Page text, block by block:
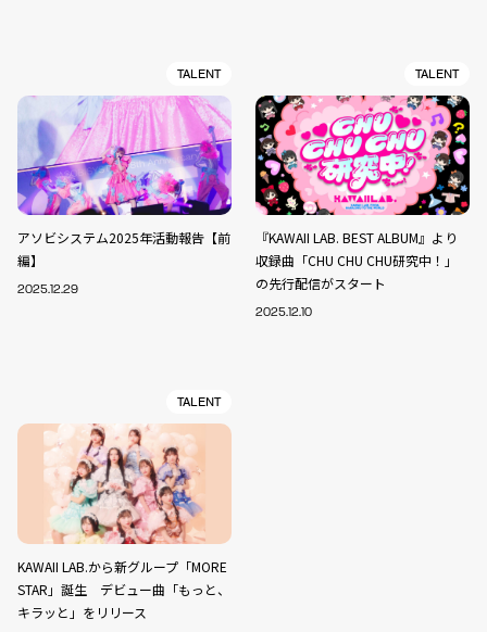
TALENT
アソビシステム2025年活動報告【前
編】
2025.12.29
TALENT
『KAWAII LAB. BEST ALBUM』より
収録曲「CHU CHU CHU研究中！」
の先行配信がスタート
2025.12.10
TALENT
KAWAII LAB.から新グループ「MORE
STAR」誕生 デビュー曲「もっと、
キラッと」をリリース